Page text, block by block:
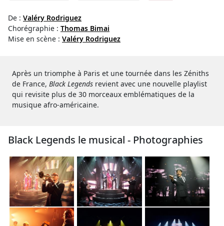
De : Valéry Rodriguez
Chorégraphie : Thomas Bimai
Mise en scène : Valéry Rodriguez
Après un triomphe à Paris et une tournée dans les Zéniths
de France, Black Legends revient avec une nouvelle playlist
qui revisite plus de 30 morceaux emblématiques de la
musique afro-américaine.
Black Legends le musical - Photographies